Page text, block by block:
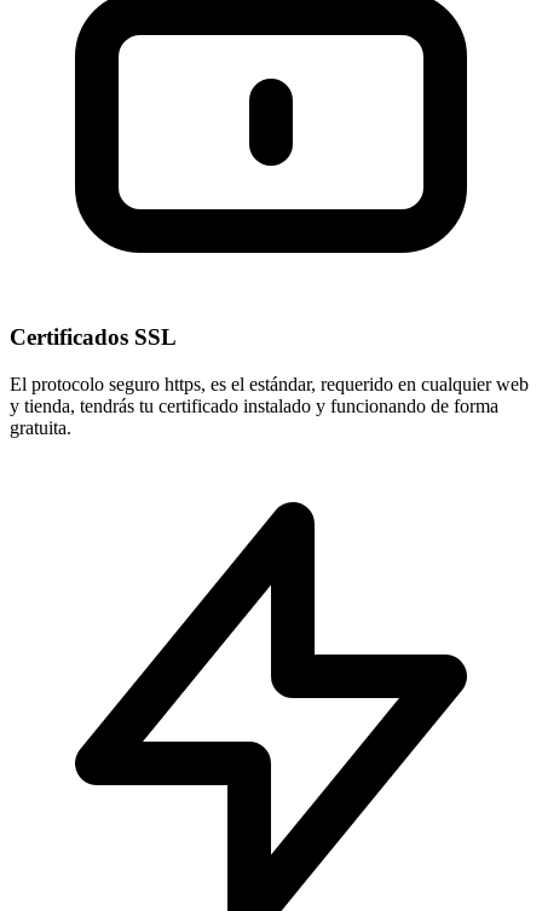
Certificados SSL
El protocolo seguro https, es el estándar, requerido en cualquier web
y tienda, tendrás tu certificado instalado y funcionando de forma
gratuita.